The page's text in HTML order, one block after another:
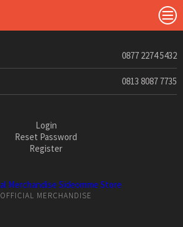
0877 2274 5432
0813 8087 7735
Login
Reset Password
Register
OFFICIAL MERCHANDISE